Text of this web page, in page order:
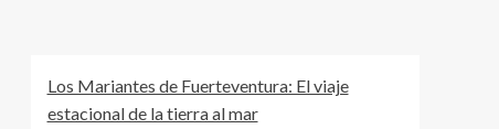
Los Mariantes de Fuerteventura: El viaje
estacional de la tierra al mar